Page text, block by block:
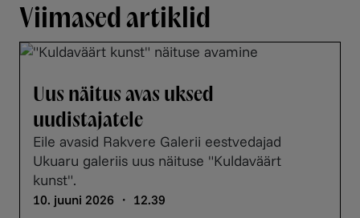
Viimased artiklid
Uus näitus avas uksed
uudistajatele
Eile avasid Rakvere Galerii eestvedajad
Ukuaru galeriis uus näituse "Kuldaväärt
kunst".
10. juuni 2026 ・ 12.39